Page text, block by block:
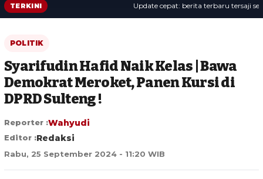
TERKINI Update cepat: berita terbaru tersaji
POLITIK
Syarifudin Hafid Naik Kelas | Bawa
Demokrat Meroket, Panen Kursi di
DPRD Sulteng !
Reporter :Wahyudi
Editor :Redaksi
Rabu, 25 September 2024 - 11:20 WIB